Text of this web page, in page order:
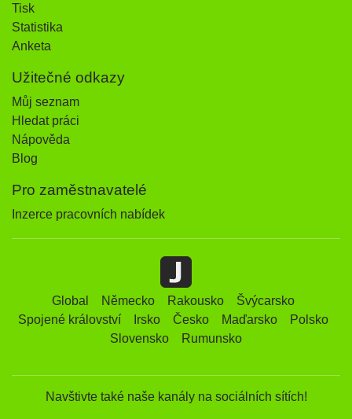
Tisk
Statistika
Anketa
Užitečné odkazy
Můj seznam
Hledat práci
Nápověda
Blog
Pro zaměstnavatelé
Inzerce pracovních nabídek
Global Německo Rakousko
Švýcarsko
Spojené království
Irsko Česko Maďarsko
Polsko
Slovensko
Rumunsko
Navštivte také naše kanály na sociálních sítích!